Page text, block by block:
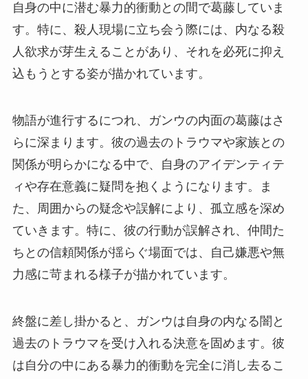
自身の中に潜む暴力的衝動との間で葛藤していま
す。特に、殺人現場に立ち会う際には、内なる殺
人欲求が芽生えることがあり、それを必死に抑え
込もうとする姿が描かれています。
物語が進行するにつれ、ガンウの内面の葛藤はさ
らに深まります。彼の過去のトラウマや家族との
関係が明らかになる中で、自身のアイデンティテ
ィや存在意義に疑問を抱くようになります。ま
た、周囲からの疑念や誤解により、孤立感を深め
ていきます。特に、彼の行動が誤解され、仲間た
ちとの信頼関係が揺らぐ場面では、自己嫌悪や無
力感に苛まれる様子が描かれています。
終盤に差し掛かると、ガンウは自身の内なる闇と
過去のトラウマを受け入れる決意を固めます。彼
は自分の中にある暴力的衝動を完全に消し去るこ